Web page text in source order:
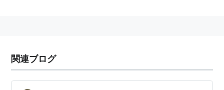
関連ブログ